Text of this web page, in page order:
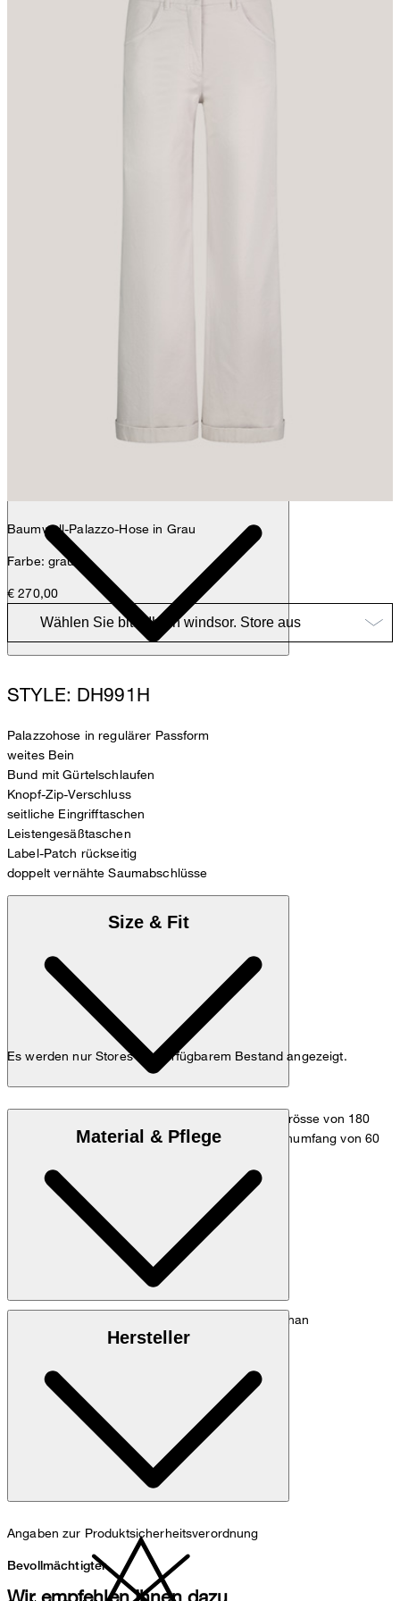
Baumwoll-Palazzo-Hose in Grau
Farbe: grau
€ 270,00
Es werden nur Stores mit verfügbarem Bestand angezeigt.
komfortable Finish. Doppelt vernähte Saumabschlüsse sowie das
STYLE: DH991H
Palazzohose in regulärer Passform
weites Bein
Bund mit Gürtelschlaufen
Knopf-Zip-Verschluss
seitliche Eingrifftaschen
Leistengesäßtaschen
Label-Patch rückseitig
doppelt vernähte Saumabschlüsse
Size & Fit
Das Model trägt die Grösse 36 bei einer Körpergrösse von 180
cm, einem Brustumfang von 83 cm, einem Taillenumfang von 60
Maßtabelle
Material & Pflege
Baumwollstretch aus 97% Baumwolle, 3% Elasthan
Maschinenwäsche bei 30°C schonend
Hersteller
Angaben zur Produktsicherheitsverordnung
Bevollmächtigter
Wir empfehlen Ihnen dazu